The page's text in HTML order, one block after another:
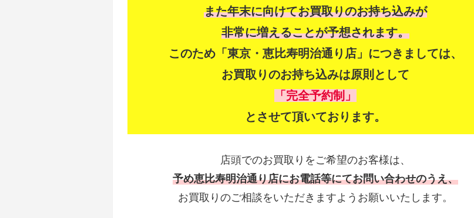
また年末に向けてお買取りのお持ち込みが
非常に増えることが予想されます。
このため「東京・恵比寿明治通り店」につきましては、
お買取りのお持ち込みは原則として
「完全予約制」
とさせて頂いております。
店頭でのお買取りをご希望のお客様は、
予め恵比寿明治通り店にお電話等にてお問い合わせのうえ、
お買取りのご相談をいただきますようお願いいたします。